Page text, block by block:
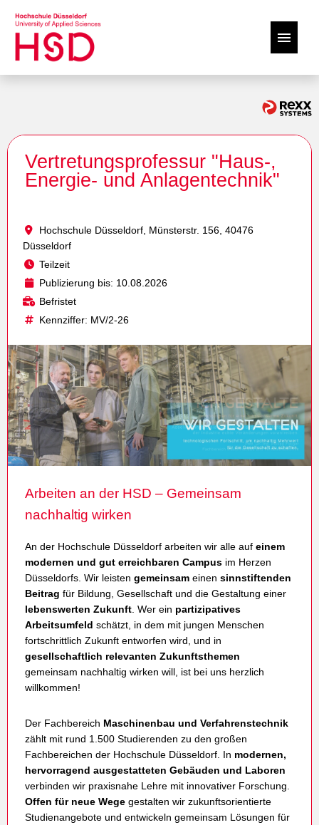
Stellenangebote
Professur
Vertretungsprofessur "Haus-,
Energie- und Anlagentechnik"
Hochschule Düsseldorf, Münsterstr. 156, 40476
Düsseldorf
Teilzeit
Publizierung bis: 10.08.2026
Befristet
Kennziffer: MV/2-26
Arbeiten an der HSD – Gemeinsam
nachhaltig wirken
An der Hochschule Düsseldorf arbeiten wir alle auf einem
modernen und gut erreichbaren Campus im Herzen
Düsseldorfs. Wir leisten gemeinsam einen sinnstiftenden
Beitrag für Bildung, Gesellschaft und die Gestaltung einer
lebenswerten Zukunft . Wer ein partizipatives
Arbeitsumfeld schätzt, in dem mit jungen Menschen
fortschrittlich Zukunft entworfen wird, und in
gesellschaftlich relevanten Zukunftsthemen
gemeinsam nachhaltig wirken will, ist bei uns herzlich
willkommen!
Der Fachbereich Maschinenbau und Verfahrenstechnik
zählt mit rund 1.500 Studierenden zu den großen
Fachbereichen der Hochschule Düsseldorf. In modernen,
hervorragend ausgestatteten Gebäuden und Laboren
verbinden wir praxisnahe Lehre mit innovativer Forschung.
Offen für neue Wege gestalten wir zukunftsorientierte
Studienangebote und entwickeln gemeinsam Lösungen für